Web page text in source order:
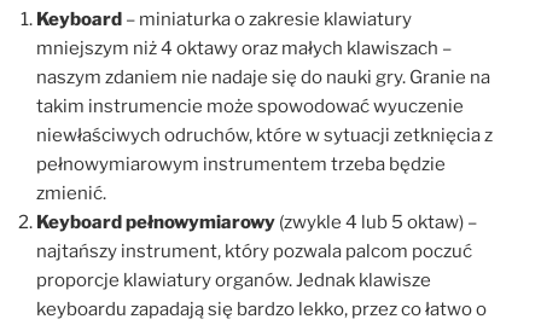
Keyboard – miniaturka o zakresie klawiatury
mniejszym niż 4 oktawy oraz małych klawiszach –
naszym zdaniem nie nadaje się do nauki gry. Granie na
takim instrumencie może spowodować wyuczenie
niewłaściwych odruchów, które w sytuacji zetknięcia z
pełnowymiarowym instrumentem trzeba będzie
zmienić.
Keyboard pełnowymiarowy (zwykle 4 lub 5 oktaw) –
najtańszy instrument, który pozwala palcom poczuć
proporcje klawiatury organów. Jednak klawisze
keyboardu zapadają się bardzo lekko, przez co łatwo o